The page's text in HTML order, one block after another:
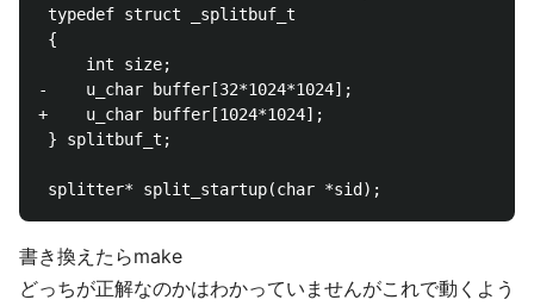
typedef struct _splitbuf_t
{
     int size;
-    u_char buffer[32*1024*1024];
+    u_char buffer[1024*1024];
} splitbuf_t;
書き換えたらmake
どっちが正解なのかはわかっていませんがこれで動くよう